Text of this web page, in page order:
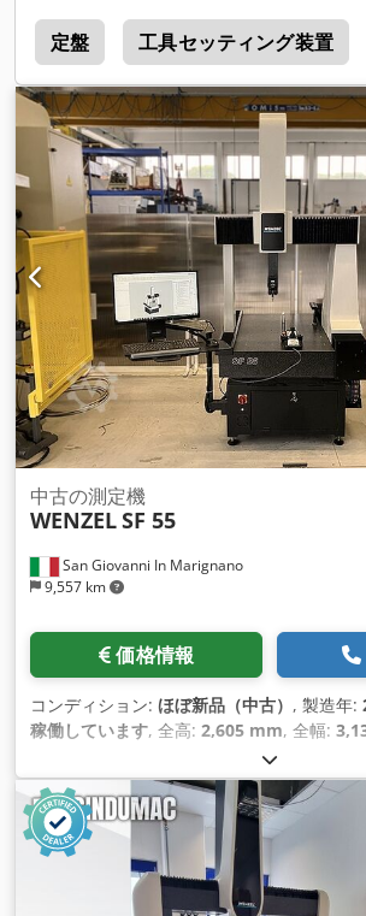
定盤 工具セッティング装置
San Giovanni In Marignano
9,557 km
中古の測定機
WENZELSF 55
価格情報
コンディション: ほぼ新品（中古） , 製造年:
稼働しています, 全高: 2,605 mm, 全幅:
500 mm
移動距離:500 mm, 総重量:1,050 kg（キ
荷重:200 kg（キログラム）, 周囲温度（最
度（最小）: 18 °C, 最大積載重量:
ドキュメント / マニュアル, 銘板あり